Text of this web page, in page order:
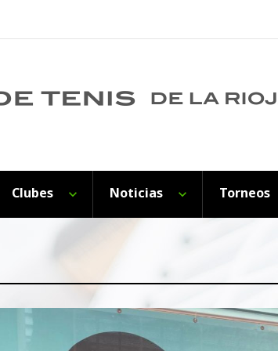
Clubes Noticias Torneos